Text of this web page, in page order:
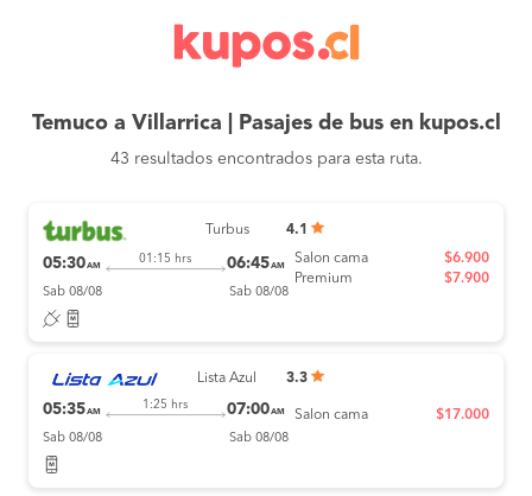
Temuco a Villarrica | Pasajes de bus en kupos.cl
43 resultados encontrados para esta ruta.
Turbus 4.1
05:30AM
01:15 hrs 06:45AM
Sab 08/08 Sab 08/08
Salon cama
Premium
$6.900
$7.900
Lista Azul 3.3
05:35AM
1:25 hrs 07:00AM
Sab 08/08 Sab 08/08
Salon cama $17.000